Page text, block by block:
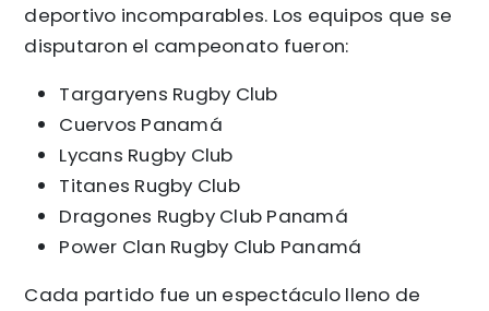
deportivo incomparables. Los equipos que se
disputaron el campeonato fueron:
Targaryens Rugby Club
Cuervos Panamá
Lycans Rugby Club
Titanes Rugby Club
Dragones Rugby Club Panamá
Power Clan Rugby Club Panamá
Cada partido fue un espectáculo lleno de